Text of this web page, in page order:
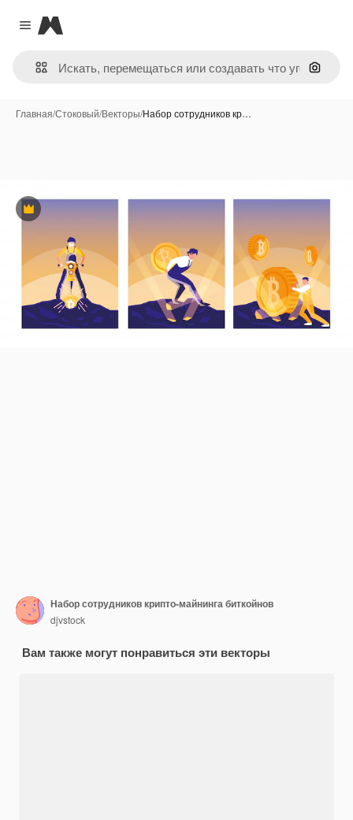
Close menu
Magnific
Поиск
Главная/Стоковый/Векторы/Набор сотрудников кр…
Премиум
Набор сотрудников крипто-майнинга биткойнов
djvstock
Вам также могут понравиться эти векторы